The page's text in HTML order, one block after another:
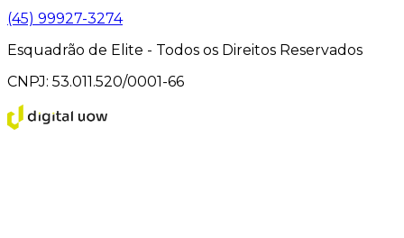
(45) 99927-3274
Esquadrão de Elite - Todos os Direitos Reservados
CNPJ: 53.011.520/0001-66